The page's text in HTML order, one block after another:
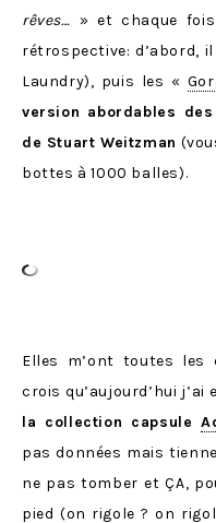
rêves… » et chaque
rétrospective: d’abord,
Laundry), puis les «
version abordables
de Stuart Weitzman
bottes à 1000 balles).
Elles m’ont toutes les
crois qu’aujourd’hui
la collection capsule
pas données mais
ne pas tomber et ÇA,
pied (on rigole ? on